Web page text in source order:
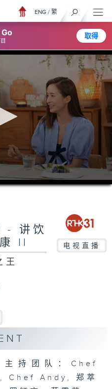
取得
ENG / 繁
- 讲饮
II
电视直播
王
持团队：Chef
Chef Andy, 郑萃